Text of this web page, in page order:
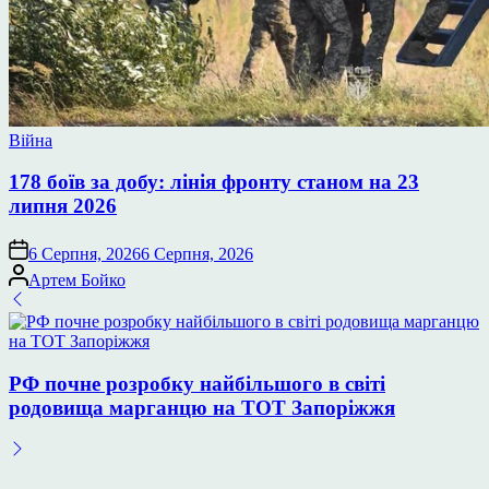
Опублікувати
Війна
178 боїв за добу: лінія фронту станом на 23
липня 2026
6 Серпня, 20266 Серпня, 2026
Опубліковано
Артем Бойко
РФ почне розробку найбільшого в світі
родовища марганцю на ТОТ Запоріжжя